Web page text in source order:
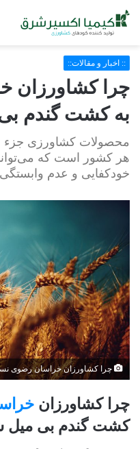
:: اخبار و مقالات::
چرا کشاورزان
به کشت گندم
محصولات کشاورزی جزء
هر کشور است که
خودکفایی و عدم
چرا کشاورزان خراسان رضوی
چرا کشاورزان
کشت گندم بی میل